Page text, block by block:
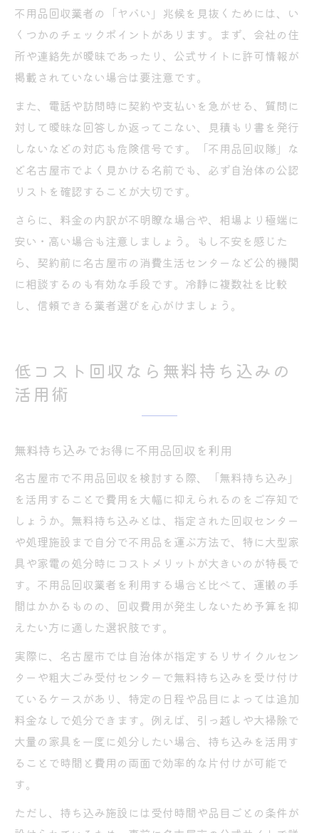
不用品回収業者の「ヤバい」兆候を見抜くためには、い
くつかのチェックポイントがあります。まず、会社の住
所や連絡先が曖昧であったり、公式サイトに許可情報が
掲載されていない場合は要注意です。
また、電話や訪問時に契約や支払いを急がせる、質問に
対して曖昧な回答しか返ってこない、見積もり書を発行
しないなどの対応も危険信号です。「不用品回収隊」な
ど名古屋市でよく見かける名前でも、必ず自治体の公認
リストを確認することが大切です。
さらに、料金の内訳が不明瞭な場合や、相場より極端に
安い・高い場合も注意しましょう。もし不安を感じた
ら、契約前に名古屋市の消費生活センターなど公的機関
に相談するのも有効な手段です。冷静に複数社を比較
し、信頼できる業者選びを心がけましょう。
低コスト回収なら無料持ち込みの
活用術
無料持ち込みでお得に不用品回収を利用
名古屋市で不用品回収を検討する際、「無料持ち込み」
を活用することで費用を大幅に抑えられるのをご存知で
しょうか。無料持ち込みとは、指定された回収センター
や処理施設まで自分で不用品を運ぶ方法で、特に大型家
具や家電の処分時にコストメリットが大きいのが特長で
す。不用品回収業者を利用する場合と比べて、運搬の手
間はかかるものの、回収費用が発生しないため予算を抑
えたい方に適した選択肢です。
実際に、名古屋市では自治体が指定するリサイクルセン
ターや粗大ごみ受付センターで無料持ち込みを受け付け
ているケースがあり、特定の日程や品目によっては追加
料金なしで処分できます。例えば、引っ越しや大掃除で
大量の家具を一度に処分したい場合、持ち込みを活用す
ることで時間と費用の両面で効率的な片付けが可能で
す。
ただし、持ち込み施設には受付時間や品目ごとの条件が